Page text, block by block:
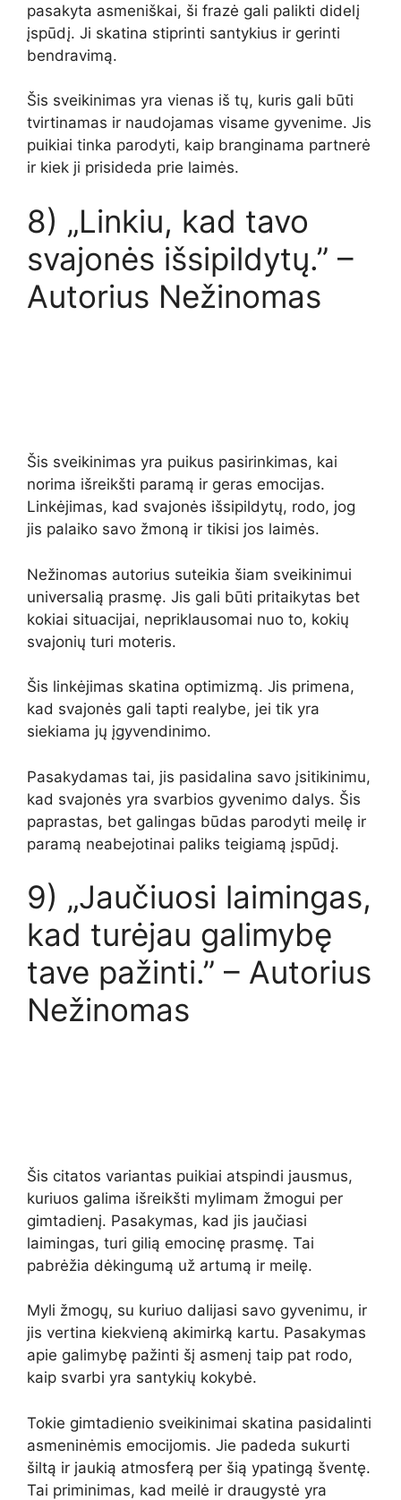
pasakyta asmeniškai, ši frazė gali palikti didelį
įspūdį. Ji skatina stiprinti santykius ir gerinti
bendravimą.
Šis sveikinimas yra vienas iš tų, kuris gali būti
tvirtinamas ir naudojamas visame gyvenime. Jis
puikiai tinka parodyti, kaip branginama partnerė
ir kiek ji prisideda prie laimės.
8) „Linkiu, kad tavo
svajonės išsipildytų.” –
Autorius Nežinomas
Šis sveikinimas yra puikus pasirinkimas, kai
norima išreikšti paramą ir geras emocijas.
Linkėjimas, kad svajonės išsipildytų, rodo, jog
jis palaiko savo žmoną ir tikisi jos laimės.
Nežinomas autorius suteikia šiam sveikinimui
universalią prasmę. Jis gali būti pritaikytas bet
kokiai situacijai, nepriklausomai nuo to, kokių
svajonių turi moteris.
Šis linkėjimas skatina optimizmą. Jis primena,
kad svajonės gali tapti realybe, jei tik yra
siekiama jų įgyvendinimo.
Pasakydamas tai, jis pasidalina savo įsitikinimu,
kad svajonės yra svarbios gyvenimo dalys. Šis
paprastas, bet galingas būdas parodyti meilę ir
paramą neabejotinai paliks teigiamą įspūdį.
9) „Jaučiuosi laimingas,
kad turėjau galimybę
tave pažinti.” – Autorius
Nežinomas
Šis citatos variantas puikiai atspindi jausmus,
kuriuos galima išreikšti mylimam žmogui per
gimtadienį. Pasakymas, kad jis jaučiasi
laimingas, turi gilią emocinę prasmę. Tai
pabrėžia dėkingumą už artumą ir meilę.
Myli žmogų, su kuriuo dalijasi savo gyvenimu, ir
jis vertina kiekvieną akimirką kartu. Pasakymas
apie galimybę pažinti šį asmenį taip pat rodo,
kaip svarbi yra santykių kokybė.
Tokie gimtadienio sveikinimai skatina pasidalinti
asmeninėmis emocijomis. Jie padeda sukurti
šiltą ir jaukią atmosferą per šią ypatingą šventę.
Tai priminimas, kad meilė ir draugystė yra